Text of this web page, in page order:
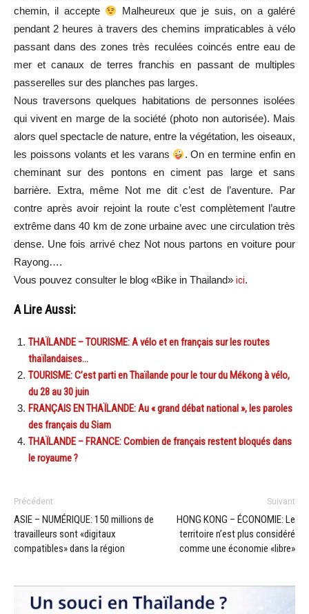
chemin, il accepte
Malheureux que je suis, on a galéré
pendant 2 heures à travers des chemins impraticables à vélo
passant dans des zones très reculées coincés entre eau de
mer et canaux de terres franchis en passant de multiples
passerelles sur des planches pas larges.
Nous traversons quelques habitations de personnes isolées
qui vivent en marge de la société (photo non autorisée). Mais
alors quel spectacle de nature, entre la végétation, les oiseaux,
les poissons volants et les varans
. On en termine enfin en
cheminant sur des pontons en ciment pas large et sans
barrière. Extra, même Not me dit c’est de l’aventure. Par
contre après avoir rejoint la route c’est complètement l’autre
extrême dans 40 km de zone urbaine avec une circulation très
dense. Une fois arrivé chez Not nous partons en voiture pour
Rayong….
Vous pouvez consulter le blog «Bike in Thailand» ici.
A Lire Aussi:
THAÏLANDE – TOURISME: A vélo et en français sur les routes
thaïlandaises…
TOURISME: C’est parti en Thaïlande pour le tour du Mékong à vélo,
du 28 au 30 juin
FRANÇAIS EN THAÏLANDE: Au « grand débat national », les paroles
des français du Siam
THAÏLANDE – FRANCE: Combien de français restent bloqués dans
le royaume ?
Précédent
ASIE – NUMÉRIQUE: 150 millions de
travailleurs sont «digitaux
compatibles» dans la région
Suivant
HONG KONG – ÉCONOMIE: Le
territoire n’est plus considéré
comme une économie «libre»